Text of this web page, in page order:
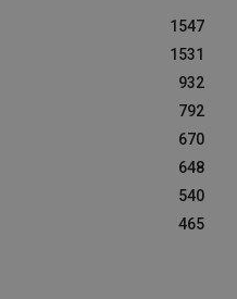
1547
1531
932
792
670
648
540
465